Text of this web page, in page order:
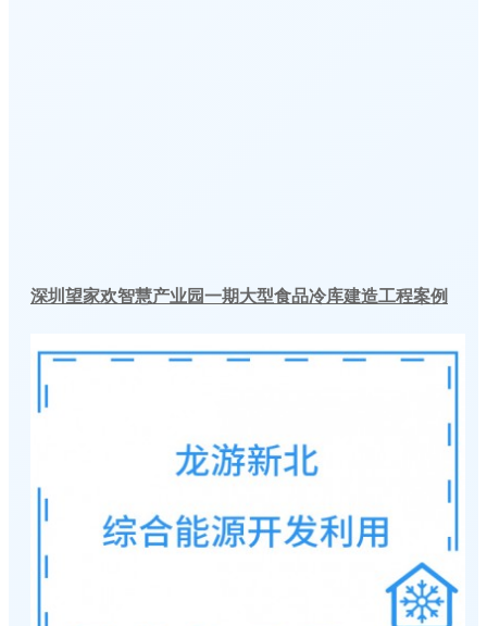
深圳望家欢智慧产业园一期大型食品冷库建造工程案例